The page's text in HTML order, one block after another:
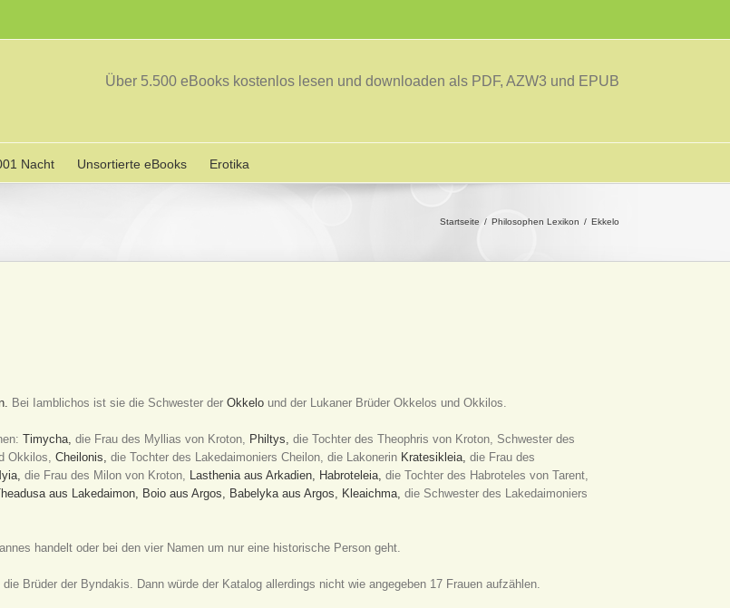
Über 5.500 eBooks kostenlos lesen und downloaden als PDF, AZW3 und EPUB
Nacht Unsortierte eBooks Erotika
Startseite Philosophen Lexikon Ekkelo
Bei Iamblichos ist sie die Schwester der Okkelo und der Lukaner Brüder Okkelos und Okkilos.
Timycha, die Frau des Myllias von Kroton, Philtys, die Tochter des Theophris von Kroton, Schwester des
Okkilos, Cheilonis, die Tochter des Lakedaimoniers Cheilon, die Lakonerin Kratesikleia, die Frau des
die Frau des Milon von Kroton, Lasthenia aus Arkadien, Habroteleia, die Tochter des Habroteles von Tarent,
aus Lakedaimon, Boio aus Argos, Babelyka aus Argos, Kleaichma, die Schwester des Lakedaimoniers
handelt oder bei den vier Namen um nur eine historische Person geht.
Brüder der Byndakis. Dann würde der Katalog allerdings nicht wie angegeben 17 Frauen aufzählen.